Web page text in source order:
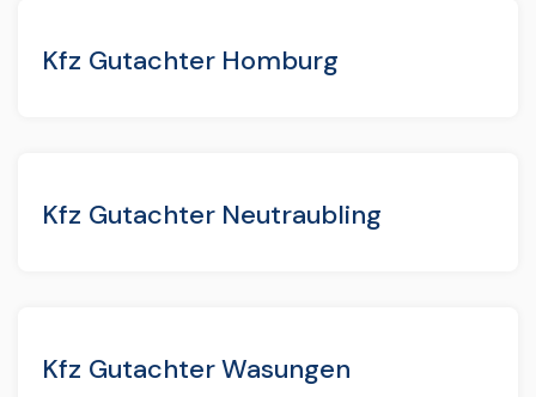
Kfz Gutachter Homburg
Kfz Gutachter Neutraubling
Kfz Gutachter Wasungen